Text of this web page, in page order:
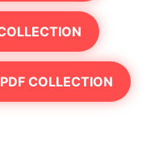
COLLECTION